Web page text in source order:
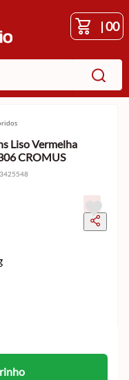
|00
Liso Vermelha
CROMUS